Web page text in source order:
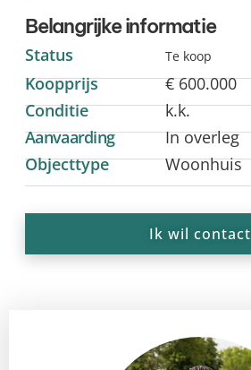
Belangrijke informatie
Status Te koop
Koopprijs
€ 600.000
Conditie
k.k.
Aanvaarding
In overleg
Objecttype
Woonhuis
Ik wil contact